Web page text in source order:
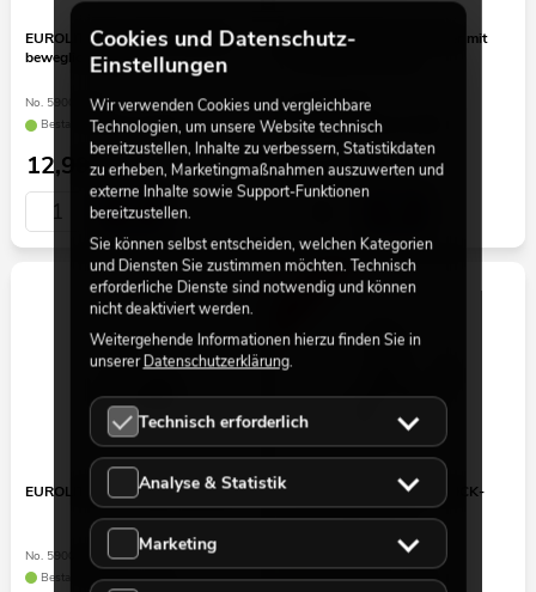
EUROLITE TPC-50/35 Klammer
beweglich, silber
No. 59006925
Bestand reicht ca. 12 Wo.
12,90€
EUROLITE TPZ-1 Klammer mit
No. 59006805
Bestand reicht ca. 12 Wo.
29,90€
EUROLITE KH-1 Halterung silber
No. 59006843
Bestand reicht ca. 12 Wo.
-16%
EUROLITE TH-5070A QUICK-
LOCK Haken silber
Bestand reicht ca. 12 Wo.
Cookies und Datenschutz-
Einstellungen
Wir verwenden Cookies und vergleichbare
Technologien, um unsere Website technisch
bereitzustellen, Inhalte zu verbessern, Statistikdaten
zu erheben, Marketingmaßnahmen auszuwerten und
externe Inhalte sowie Support-Funktionen
bereitzustellen.
Sie können selbst entscheiden, welchen Kategorien
und Diensten Sie zustimmen möchten. Technisch
erforderliche Dienste sind notwendig und können
nicht deaktiviert werden.
Weitergehende Informationen hierzu finden Sie in
unsererDatenschutzerklärung.
Technisch erforderlich
Analyse & Statistik
Marketing